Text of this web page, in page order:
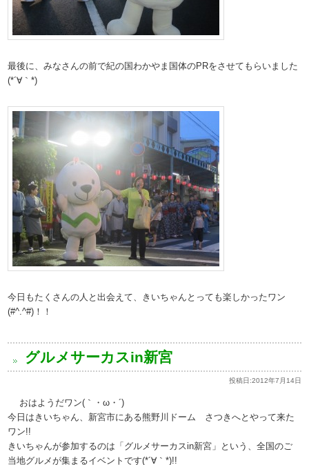
最後に、みなさんの前で紀の国わかやま国体のPRをさせてもらいました
(*´∀｀*)
今日もたくさんの人と出会えて、きいちゃんとっても楽しかったワン
(#^.^#)！！
グルメサーカスin新宮
投稿日:2012年7月14日
おはようだワン(｀・ω・´)
今日はきいちゃん、新宮市にある熊野川ドーム さつきへとやって来た
ワン!!
きいちゃんが参加するのは「グルメサーカスin新宮」という、全国のご
当地グルメが集まるイベントです(*´∀｀*)!!